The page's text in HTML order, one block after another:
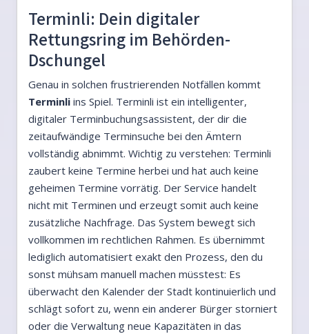
Terminli: Dein digitaler
Rettungsring im Behörden-
Dschungel
Genau in solchen frustrierenden Notfällen kommt
Terminli ins Spiel. Terminli ist ein intelligenter,
digitaler Terminbuchungsassistent, der dir die
zeitaufwändige Terminsuche bei den Ämtern
vollständig abnimmt. Wichtig zu verstehen: Terminli
zaubert keine Termine herbei und hat auch keine
geheimen Termine vorrätig. Der Service handelt
nicht mit Terminen und erzeugt somit auch keine
zusätzliche Nachfrage. Das System bewegt sich
vollkommen im rechtlichen Rahmen. Es übernimmt
lediglich automatisiert exakt den Prozess, den du
sonst mühsam manuell machen müsstest: Es
überwacht den Kalender der Stadt kontinuierlich und
schlägt sofort zu, wenn ein anderer Bürger storniert
oder die Verwaltung neue Kapazitäten in das